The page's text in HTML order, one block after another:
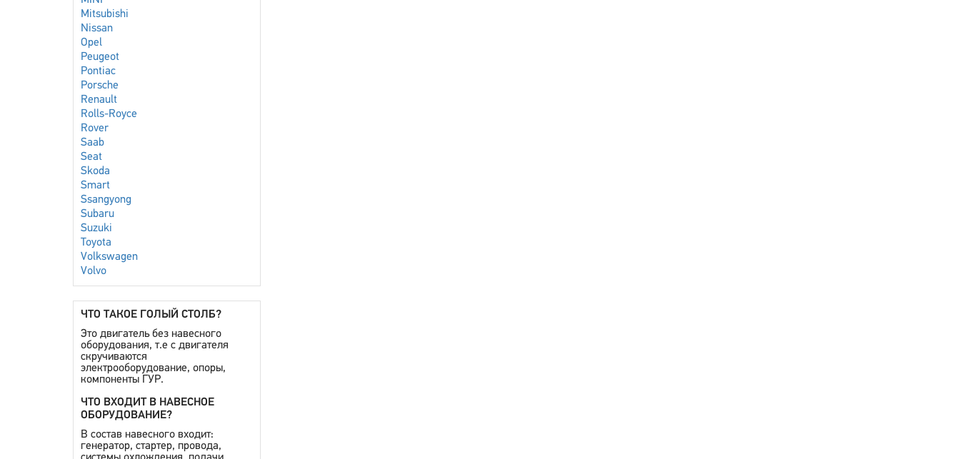
Mitsubishi
Nissan
Opel
Peugeot
Pontiac
Porsche
Renault
Rolls-Royce
Rover
Saab
Seat
Skoda
Smart
Ssangyong
Subaru
Suzuki
Toyota
Volkswagen
Volvo
ЧТО ТАКОЕ ГОЛЫЙ СТОЛБ?
Это двигатель без навесного
оборудования, т.е с двигателя
скручиваются
электрооборудование, опоры,
компоненты ГУР.
ЧТО ВХОДИТ В НАВЕСНОЕ
ОБОРУДОВАНИЕ?
В состав навесного входит:
генератор, стартер, провода,